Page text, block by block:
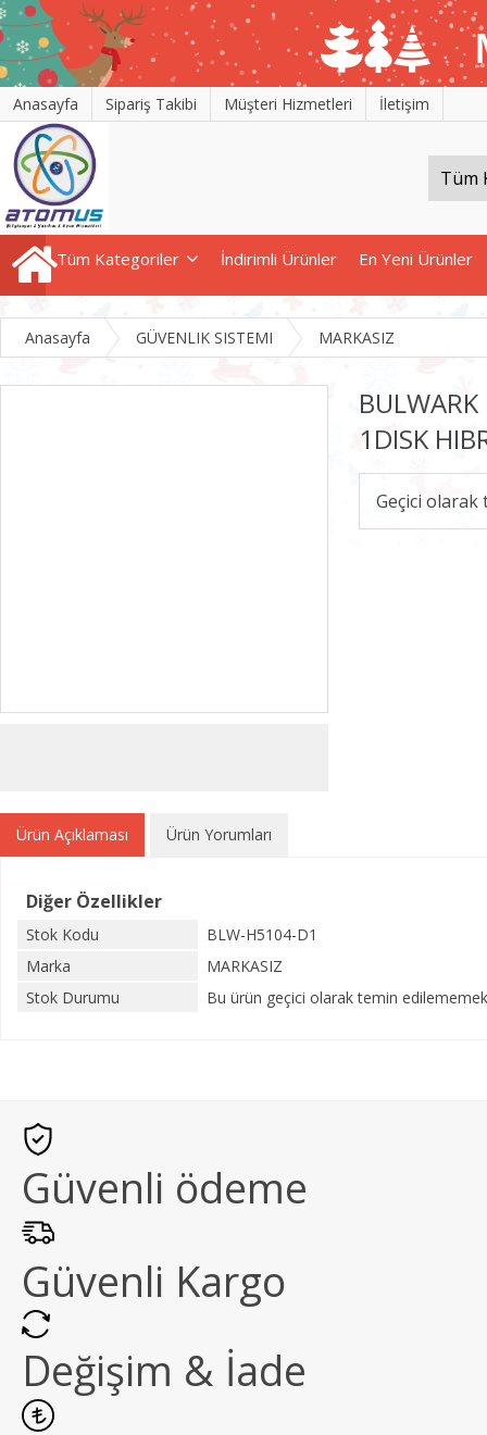
Anasayfa Sipariş Takibi Müşteri Hizmetleri İletişim
Tüm Kategoriler İndirimli Ürünler En Yeni Ürünler
Anasayfa GÜVENLIK SISTEMI MARKASIZ
1DISK
Geçici
Ürün Açıklaması Ürün Yorumları
Diğer Özellikler
Stok Kodu
BLW-H5104-D1
Marka
MARKASIZ
Stok Durumu
Bu ürün geçici olarak temin
Güvenli ödeme
Güvenli Kargo
Değişim & İade